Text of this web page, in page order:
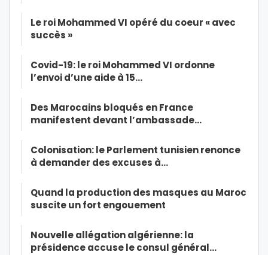
Le roi Mohammed VI opéré du coeur « avec
succès »
Covid-19: le roi Mohammed VI ordonne
l’envoi d’une aide à 15…
Des Marocains bloqués en France
manifestent devant l’ambassade…
Colonisation: le Parlement tunisien renonce
à demander des excuses à…
Quand la production des masques au Maroc
suscite un fort engouement
Nouvelle allégation algérienne: la
présidence accuse le consul général…